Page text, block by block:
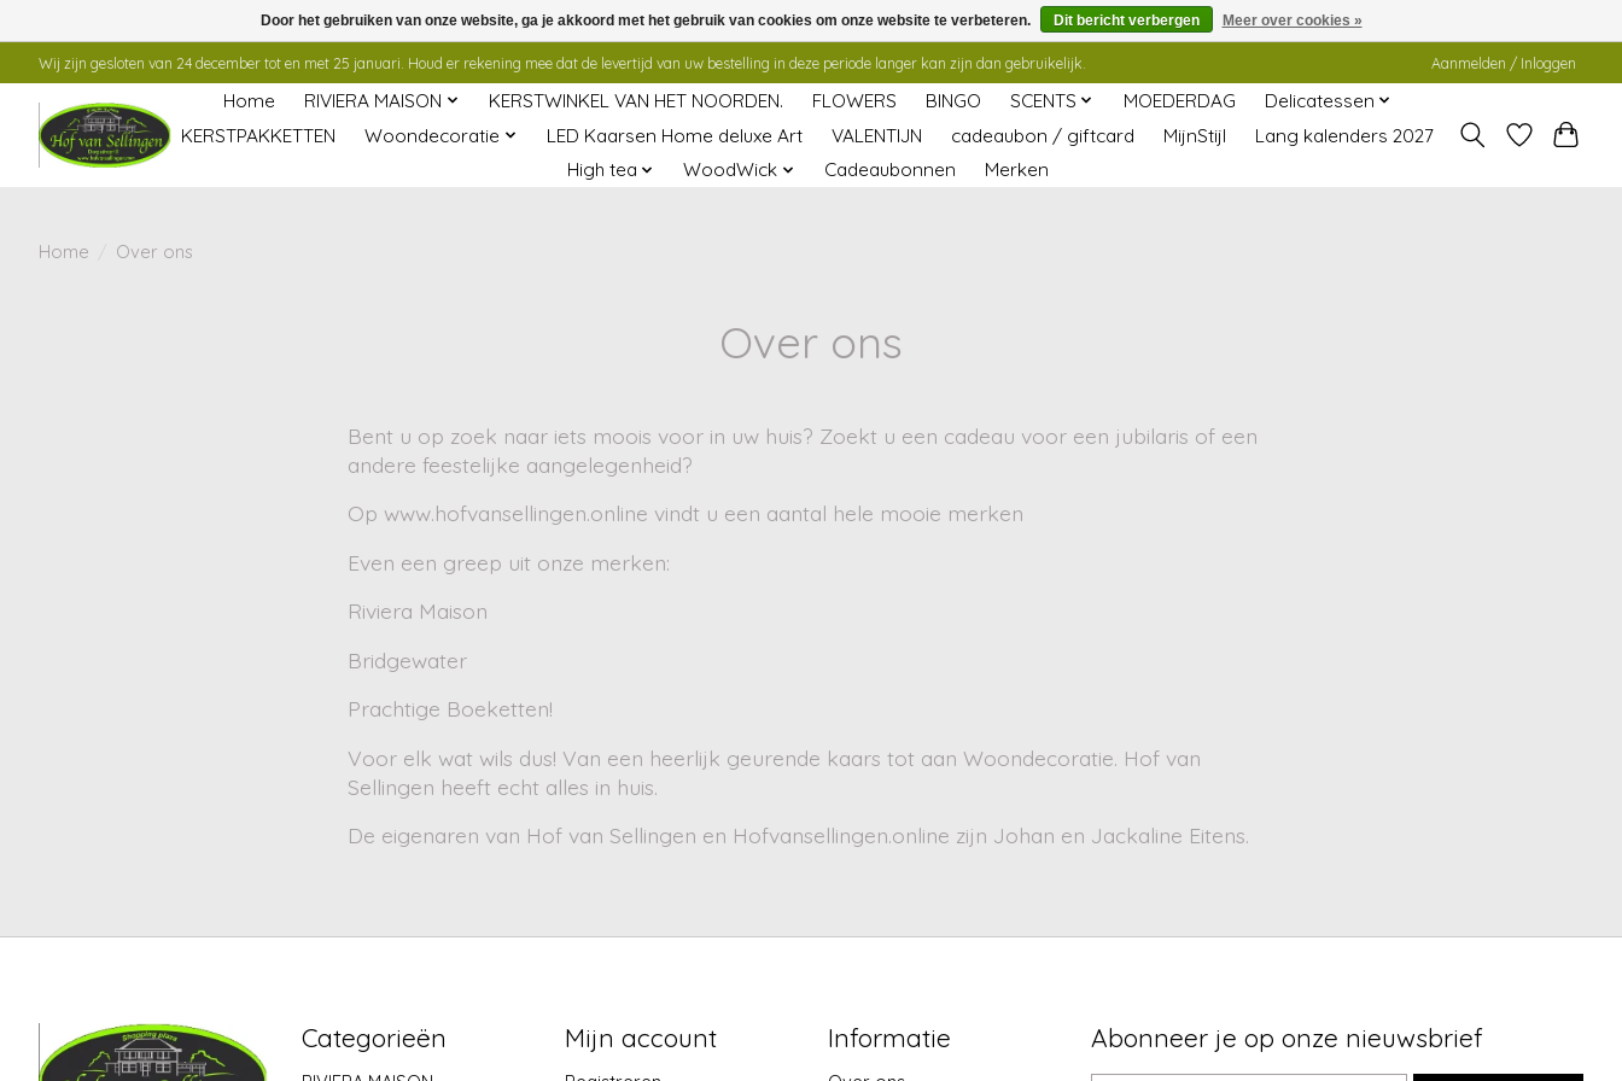
Wij zijn gesloten van 24 december tot en met 25 januari. Houd er rekening mee dat de levertijd van uw bestelling in deze periode langer kan zijn dan gebruikelijk. Aanmelden / Inloggen
Home RIVIERA MAISON KERSTWINKEL VAN HET NOORDEN. FLOWERS BINGO SCENTS MOEDERDAG
Delicatessen
KERSTPAKKETTEN
Woondecoratie LED Kaarsen Home deluxe Art VALENTIJN cadeaubon / giftcard MijnStijl
Lang kalenders 2027
High tea
WoodWick Cadeaubonnen Merken
Home Over ons
Over ons
Bent u op zoek naar iets moois voor in uw huis? Zoekt u een cadeau voor een jubilaris of een
andere feestelijke aangelegenheid?
Op www.hofvansellingen.online vindt u een aantal hele mooie merken
Even een greep uit onze merken:
Riviera Maison
Bridgewater
Prachtige Boeketten!
Voor elk wat wils dus! Van een heerlijk geurende kaars tot aan Woondecoratie. Hof van
Sellingen heeft echt alles in huis.
De eigenaren van Hof van Sellingen en Hofvansellingen.online zijn Johan en Jackaline Eitens.
Categorieën Mijn account Informatie Abonneer je op onze nieuwsbrief
Door het gebruiken van onze website, ga je akkoord met het gebruik van cookies om onze website te verbeteren. Dit bericht verbergen Meer over cookies »